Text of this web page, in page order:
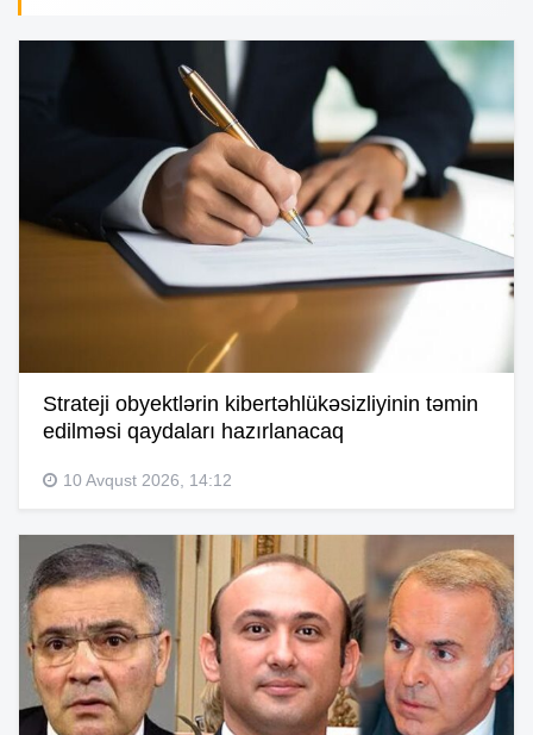
Strateji obyektlərin kibertəhlükəsizliyinin təmin
edilməsi qaydaları hazırlanacaq
10 Avqust 2026, 14:12